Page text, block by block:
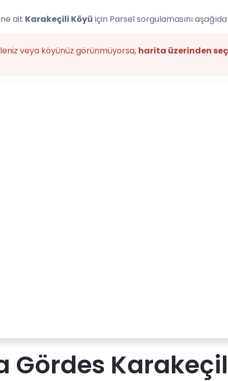
ait Karakeçili Köyü için Parsel sorgulamasını
veya köyünüz görünmüyorsa, harita üzerinden
Gördes